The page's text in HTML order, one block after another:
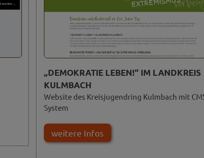
„DEMOKRATIE LEBEN!“ IM LANDKREIS
KULMBACH
Website des Kreisjugendring Kulmbach mit
System
weitere Infos